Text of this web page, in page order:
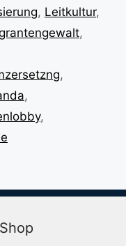
, Leitkultur,
,
,
,
,